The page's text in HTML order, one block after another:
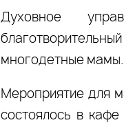
Духовное
многодетные мамы.
Мероприятие для
состоялось в